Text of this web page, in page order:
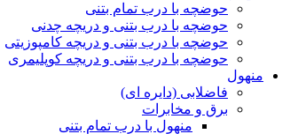
حوضچه با درب تمام بتنی
حوضچه با درب بتنی و دریچه چدنی
حوضچه با درب بتنی و دریچه کامپوزیتی
حوضچه با درب بتنی و دریچه کوپلیمری
منهول
فاضلابی (دایره ای)
برق و مخابرات
منهول با درب تمام بتنی